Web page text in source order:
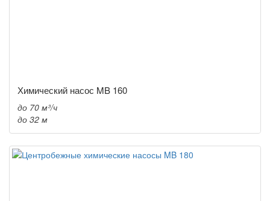
Химический насос MB 160
до 70 м³/ч
до 32 м